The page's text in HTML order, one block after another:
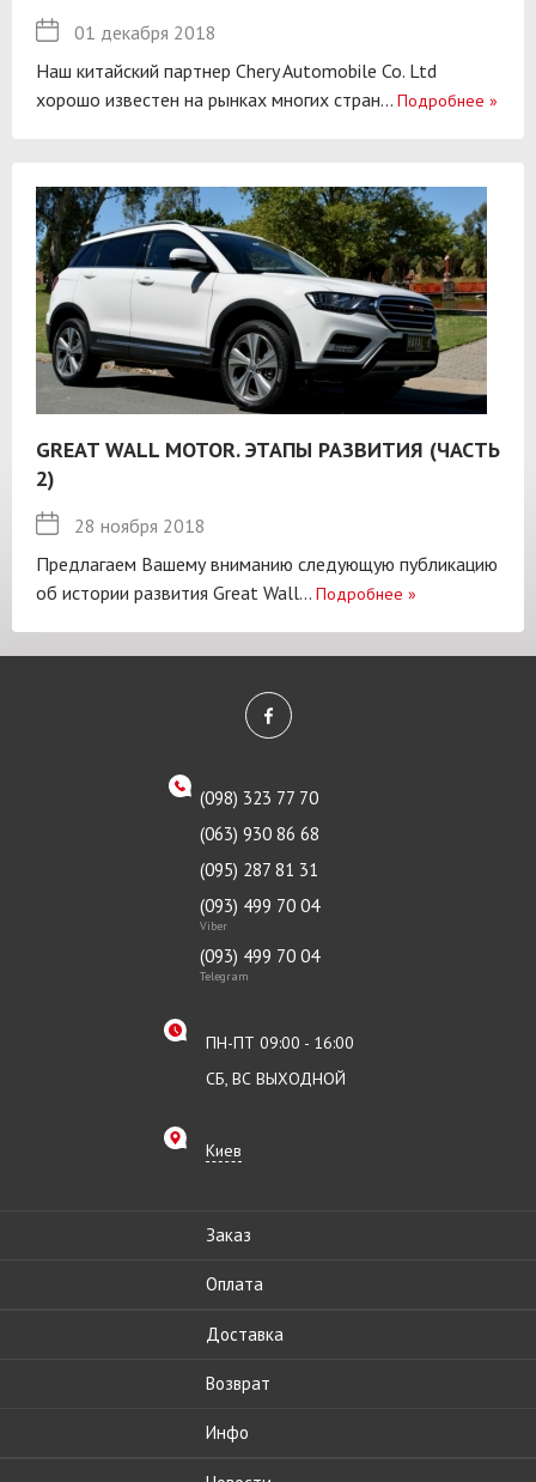
01 декабря 2018
Наш китайский партнер Chery Automobile Co. Ltd
хорошо известен на рынках многих стран... Подробнее »
GREAT WALL MOTOR. ЭТАПЫ РАЗВИТИЯ (ЧАСТЬ
2)
28 ноября 2018
Предлагаем Вашему вниманию следующую публикацию
об истории развития Great Wall... Подробнее »
(098) 323 77 70
(063) 930 86 68
(095) 287 81 31
(093) 499 70 04
Viber
(093) 499 70 04
Telegram
ПН-ПТ 09:00 - 16:00
СБ, ВС ВЫХОДНОЙ
Киев
Заказ
Оплата
Доставка
Возврат
Инфо